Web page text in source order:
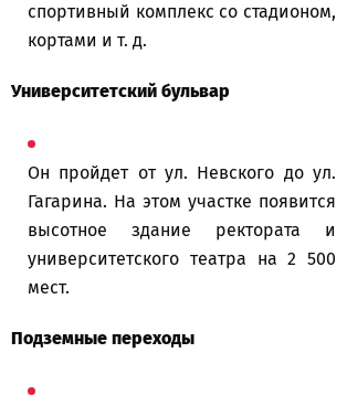
спортивный комплекс со стадионом,
кортами и т. д.
Университетский бульвар
Он пройдет от ул. Невского до ул.
Гагарина. На этом участке появится
высотное здание ректората и
университетского театра на 2 500
мест.
Подземные переходы